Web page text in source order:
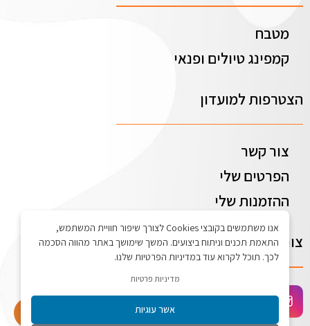
אנו משתמשים בקובצי Cookies לצורך שיפור חוויית המשתמש,
התאמת תכנים וניתוח ביצועים. המשך שימושך באתר מהווה הסכמה
לכך. תוכל לקרוא עוד במדיניות הפרטיות שלנו.
מדיניות פרטיות
אשר עוגיות
מטבח
קמפינג טיולים ופנאי
הצטרפות למועדון
צור קשר
הפרטים שלי
ההזמנות שלי
צור קשר